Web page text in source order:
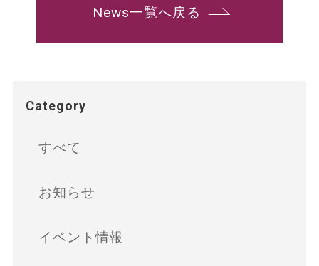
News一覧へ戻る
Category
すべて
お知らせ
イベント情報